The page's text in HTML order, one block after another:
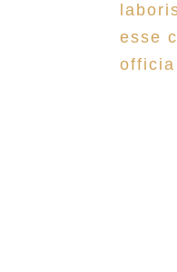
esse
officia